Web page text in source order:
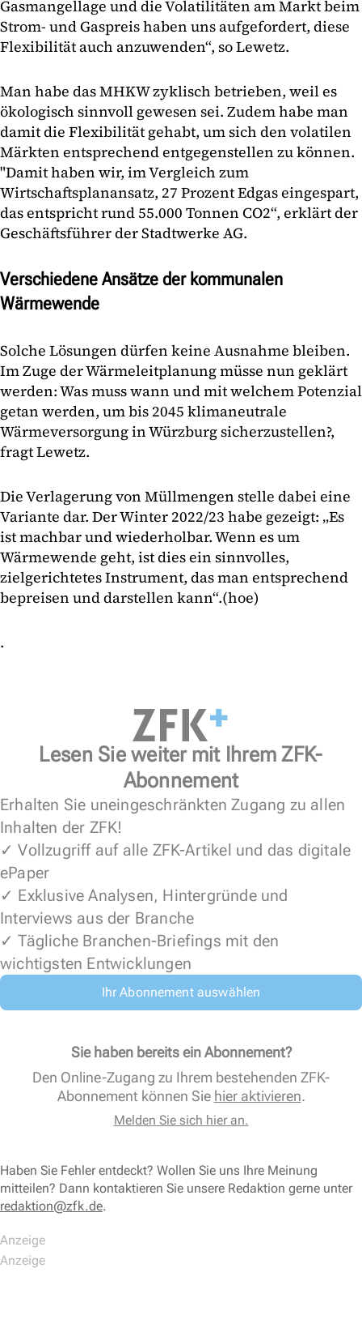
Gasmangellage und die Volatilitäten am Markt beim
Strom- und Gaspreis haben uns aufgefordert, diese
Flexibilität auch anzuwenden“, so Lewetz.
Man habe das MHKW zyklisch betrieben, weil es
ökologisch sinnvoll gewesen sei. Zudem habe man
damit die Flexibilität gehabt, um sich den volatilen
Märkten entsprechend entgegenstellen zu können.
"Damit haben wir, im Vergleich zum
Wirtschaftsplanansatz, 27 Prozent Edgas eingespart,
das entspricht rund 55.000 Tonnen CO2“, erklärt der
Geschäftsführer der Stadtwerke AG.
Verschiedene Ansätze der kommunalen
Wärmewende
Solche Lösungen dürfen keine Ausnahme bleiben.
Im Zuge der Wärmeleitplanung müsse nun geklärt
werden: Was muss wann und mit welchem Potenzial
getan werden, um bis 2045 klimaneutrale
Wärmeversorgung in Würzburg sicherzustellen?,
fragt Lewetz.
Die Verlagerung von Müllmengen stelle dabei eine
Variante dar. Der Winter 2022/23 habe gezeigt: „Es
ist machbar und wiederholbar. Wenn es um
Wärmewende geht, ist dies ein sinnvolles,
zielgerichtetes Instrument, das man entsprechend
bepreisen und darstellen kann“.(hoe)
.
Lesen Sie weiter mit Ihrem ZFK-
Abonnement
Erhalten Sie uneingeschränkten Zugang zu allen
Inhalten der ZFK!
✓ Vollzugriff auf alle ZFK-Artikel und das digitale
ePaper
✓ Exklusive Analysen, Hintergründe und
Interviews aus der Branche
✓ Tägliche Branchen-Briefings mit den
wichtigsten Entwicklungen
Ihr Abonnement auswählen
Sie haben bereits ein Abonnement?
Den Online-Zugang zu Ihrem bestehenden ZFK-
Abonnement können Sie hier aktivieren.
Melden Sie sich hier an.
Haben Sie Fehler entdeckt? Wollen Sie uns Ihre Meinung
mitteilen? Dann kontaktieren Sie unsere Redaktion gerne unter
redaktion@zfk.de.